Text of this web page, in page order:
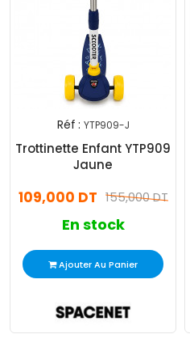
Réf : YTP909-J
Trottinette Enfant YTP909
Jaune
155,000 DT
109,000 DT
En stock
Ajouter Au Panier